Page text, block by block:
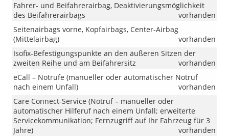
Fahrer- und Beifahrerairbag, Deaktivierungsmöglichkeit
des Beifahrerairbags
vorhanden
Seitenairbags vorne, Kopfairbags, Center-Airbag
(Mittelairbag)
vorhanden
Isofix-Befestigungspunkte an den äußeren Sitzen der
zweiten Reihe und am Beifahrersitz
vorhanden
eCall – Notrufe (manueller oder automatischer Notruf
nach einem Unfall)
vorhanden
Care Connect-Service (Notruf – manueller oder
automatischer Hilferuf nach einem Unfall; erweiterte
Servicekommunikation; Fernzugriff auf Ihr Fahrzeug für 3
Jahre)
vorhanden